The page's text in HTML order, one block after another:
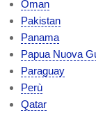
Oman
Pakistan
Panama
Papua Nuova
Paraguay
Perù
Qatar